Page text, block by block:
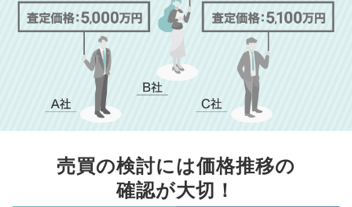
売買の検討には価格推移の
確認が大切！